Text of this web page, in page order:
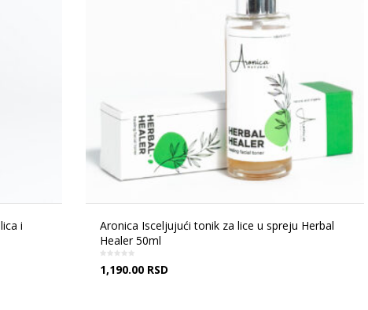
i
Aronica Isceljujući tonik za lice u spreju Herbal
Healer 50ml
1,190.00 RSD